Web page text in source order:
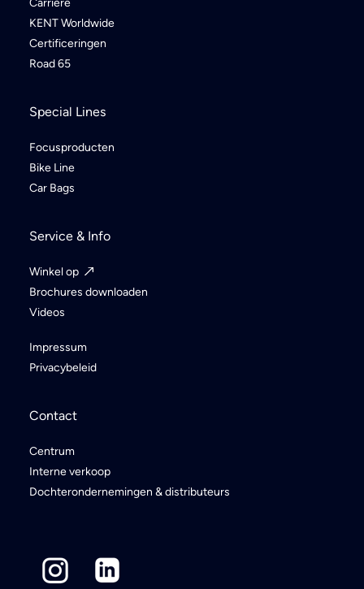
Carrière
KENT Worldwide
Certificeringen
Road 65
Special Lines
Focusproducten
Bike Line
Car Bags
Service & Info
Winkel op
Brochures downloaden
Videos
Impressum
Privacybeleid
Contact
Centrum
Interne verkoop
Dochterondernemingen & distributeurs